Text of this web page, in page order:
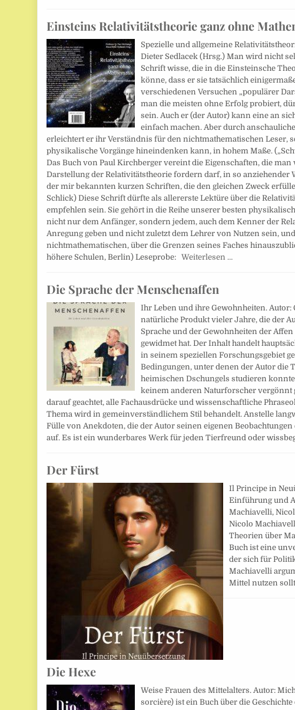
Einsteins Relativitätstheorie ganz ohne
Spezielle und allgemeine
Dieter Sedlacek (Hrsg.) Man wird nicht
Schrift wisse, die in die Einsteinsche
könne, dass er sie tatsächlich
verschiedenen Versuchen „populärer
man die meisten ohne Erfolg probiert,
sein. Auch er (der Autor) kann eine an
einfach machen. Aber durch
erleichtert er ihr Verständnis für den nichtmathematischen Leser,
physikalische Vorgänge hineindenken kann, in hohem Maße.
Das Buch von Paul Kirchberger vereint die Eigenschaften, die
Darstellung der Relativitätstheorie fordern darf, in so anziehender
der mir bekannten kurzen Schriften, die den gleichen Zweck
Schlick) Diese Schrift dürfte als allererste Lektüre über die
empfehlen sein. Sie gehört in die Reihe unserer besten
nicht nur dem Anfänger, sondern jedem, auch dem Kenner der
Anregung geben und nicht zuletzt dem Lehrer von Nutzen sein,
nichtmathematischen, über die Grenzen seines Faches
höhere Schulen, Berlin) Leseprobe:Weiterlesen …
Die Sprache der Menschenaffen
Ihr Leben und ihre Gewohnheiten. Autor:
natürliche Produkt vieler Jahre, die der
Sprache und der Gewohnheiten der
gewidmet hat. Der Inhalt handelt
in seinem speziellen Forschungsgebiet
Bedingungen, unter denen der Autor die
heimischen Dschungels studieren
keinem anderen Naturforscher vergönnt
darauf geachtet, alle Fachausdrücke und wissenschaftliche
Thema wird in gemeinverständlichem Stil behandelt. Anstelle
Fülle von Anekdoten, die der Autor seinen eigenen
auf. Es ist ein wunderbares Werk für jeden Tierfreund oder
Der Fürst
Il Principe in
Einführung und
Machiavelli,
Nicolo
Theorien über
Buch ist eine
der sich für
Machiavelli
Mittel nutzen
Die Hexe
Weise Frauen des Mittelalters. Autor:
sorcière) ist ein Buch über die Geschichte